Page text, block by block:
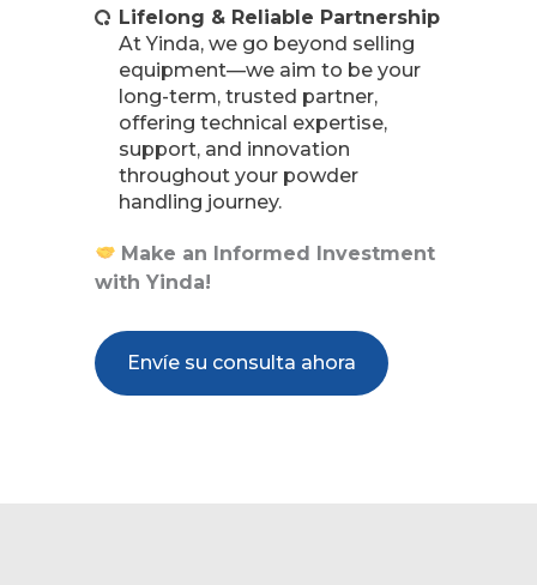
Lifelong & Reliable Partnership
At Yinda, we go beyond selling
equipment—we aim to be your
long-term, trusted partner,
offering technical expertise,
support, and innovation
throughout your powder
handling journey.
Make an Informed Investment
with Yinda!
Envíe su consulta ahora